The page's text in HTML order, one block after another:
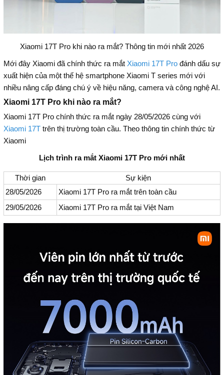
Xiaomi 17T Pro khi nào ra mắt? Thông tin mới nhất 2026
Mới đây Xiaomi đã chính thức ra mắt Xiaomi 17T Prođánh dấu sự
xuất hiện của một thế hệ smartphone Xiaomi T series mới với
nhiều nâng cấp đáng chú ý về hiệu năng, camera và công nghệ AI.
Xiaomi 17T Pro khi nào ra mắt?
Xiaomi 17T Pro chính thức ra mắt ngày 28/05/2026 cùng với
Xiaomi 17Ttrên thị trường toàn cầu. Theo thông tin chính thức từ
Xiaomi
Lịch trình ra mắt Xiaomi 17T Pro mới nhất
Thời gian
Sự kiện
28/05/2026
Xiaomi 17T Pro ra mắt trên toàn cầu
29/05/2026
Xiaomi 17T Pro ra mắt tại Việt Nam